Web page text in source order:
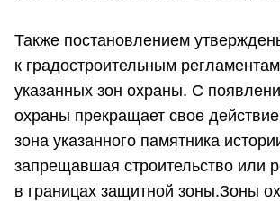
Также постановлением
к градостроительным
указанных зон охраны. С
охраны прекращает свое
зона указанного памятника
запрещавшая строительство или
в границах защитной зоны.Зоны